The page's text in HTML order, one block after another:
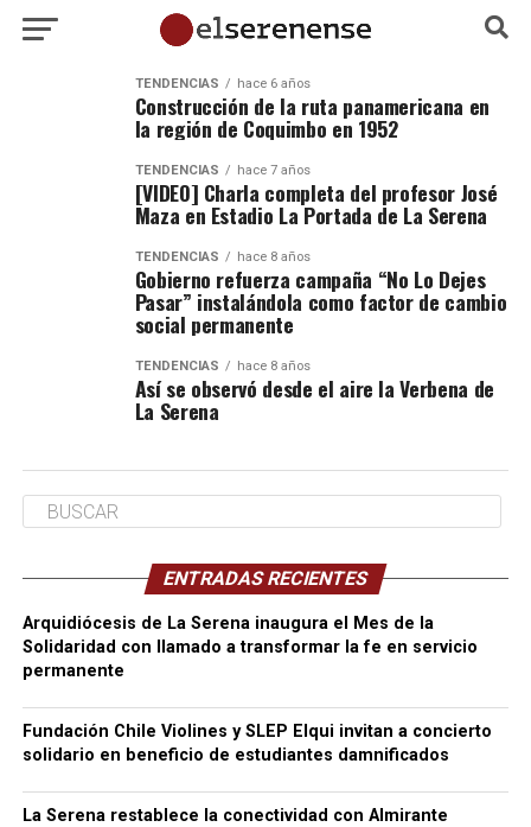
TENDENCIAS hace 6 años
Construcción de la ruta panamericana en
la región de Coquimbo en 1952
TENDENCIAS hace 7 años
[VIDEO] Charla completa del profesor José
Maza en Estadio La Portada de La Serena
TENDENCIAS hace 8 años
Gobierno refuerza campaña “No Lo Dejes
Pasar” instalándola como factor de cambio
social permanente
TENDENCIAS hace 8 años
Así se observó desde el aire la Verbena de
La Serena
ENTRADAS RECIENTES
Arquidiócesis de La Serena inaugura el Mes de la
Solidaridad con llamado a transformar la fe en servicio
permanente
Fundación Chile Violines y SLEP Elqui invitan a concierto
solidario en beneficio de estudiantes damnificados
La Serena restablece la conectividad con Almirante